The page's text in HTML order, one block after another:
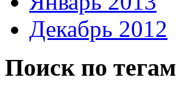
Декабрь 2012
Поиск по тегам